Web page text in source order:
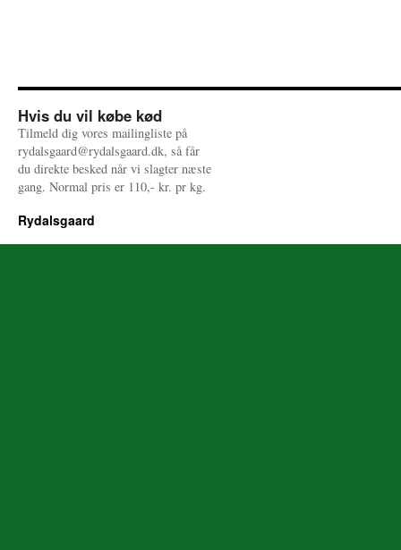
Hvis du vil købe kød
Tilmeld dig vores mailingliste på
rydalsgaard@rydalsgaard.dk, så får
du direkte besked når vi slagter næste
gang. Normal pris er 110,- kr. pr kg.
Rydalsgaard